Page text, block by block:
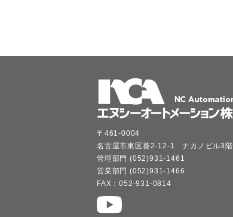
〒461-0004
名古屋市東区葵2-12-1 ナカノビル3階
管理部門 (052)931-1461
営業部門 (052)931-1466
FAX：052-931-0814